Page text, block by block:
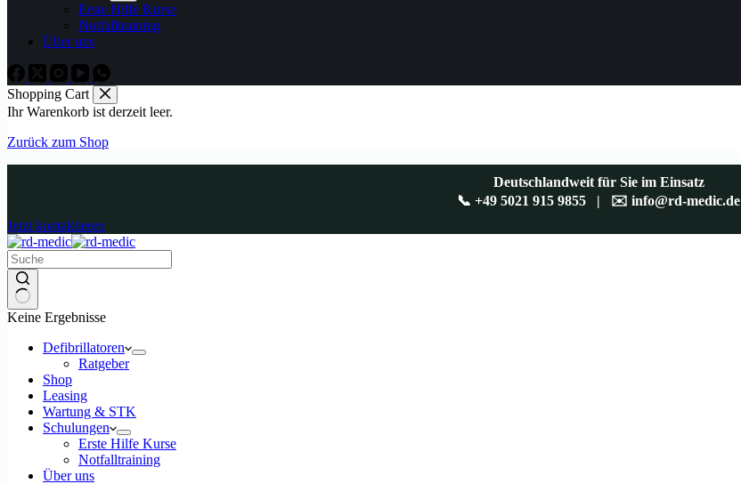
Erste Hilfe Kurse
Notfalltraining
Über uns
Shopping Cart
Ihr Warenkorb ist derzeit leer.
Zurück zum Shop
Deutschlandweit für Sie im Einsatz
📞 +49 5021 915 9855 | ✉️ info@rd-medic.de
Jetzt kontaktieren
Keine Ergebnisse
Defibrillatoren
Ratgeber
Shop
Leasing
Wartung & STK
Schulungen
Erste Hilfe Kurse
Notfalltraining
Über uns